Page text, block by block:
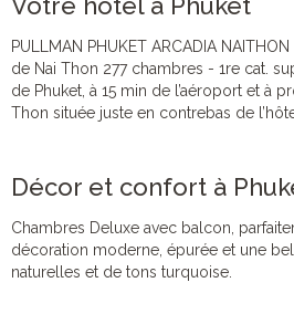
PULLMAN PHUKET ARCADIA
de Nai Thon 277 chambres - 1re cat.
de Phuket, à 15 min de l’aéroport et à
Thon située juste en contrebas de
Décor et confort à
Chambres Deluxe avec balcon,
décoration moderne, épurée et une
naturelles et de tons turquoise.